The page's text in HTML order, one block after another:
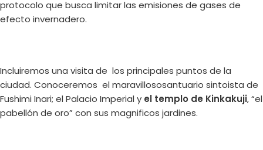
protocolo que busca limitar las emisiones de gases de
efecto invernadero.
Incluiremos una visita de los principales puntos de la
ciudad. Conoceremos el maravillososantuario sintoista de
Fushimi Inari; el Palacio Imperial y el templo de Kinkakuji, “el
pabellón de oro” con sus magnificos jardines.